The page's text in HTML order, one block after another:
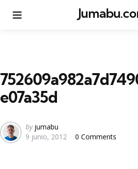
e07a35d
Posted
by
by jumabu
9 junio, 2012
0 Comments